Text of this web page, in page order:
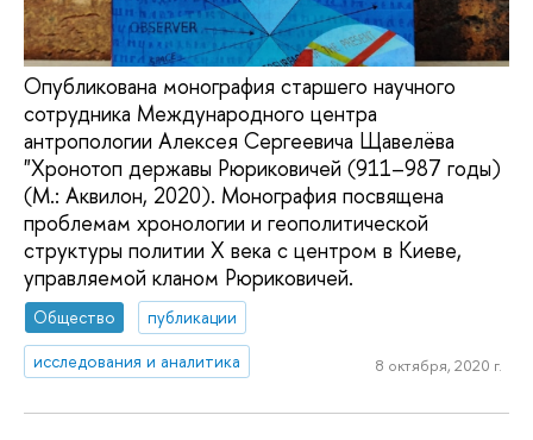
Опубликована монография старшего научного
сотрудника Международного центра
антропологии Алексея Сергеевича Щавелёва
"Хронотоп державы Рюриковичей (911–987 годы)
(М.: Аквилон, 2020). Монография посвящена
проблемам хронологии и геополитической
структуры политии X века с центром в Киеве,
управляемой кланом Рюриковичей.
Общество
публикации
исследования и аналитика
8 октября, 2020 г.